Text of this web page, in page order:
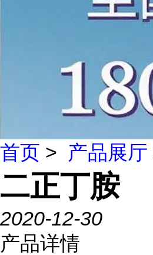
首页 > 产品展厅
二正丁胺
2020-12-30
产品详情